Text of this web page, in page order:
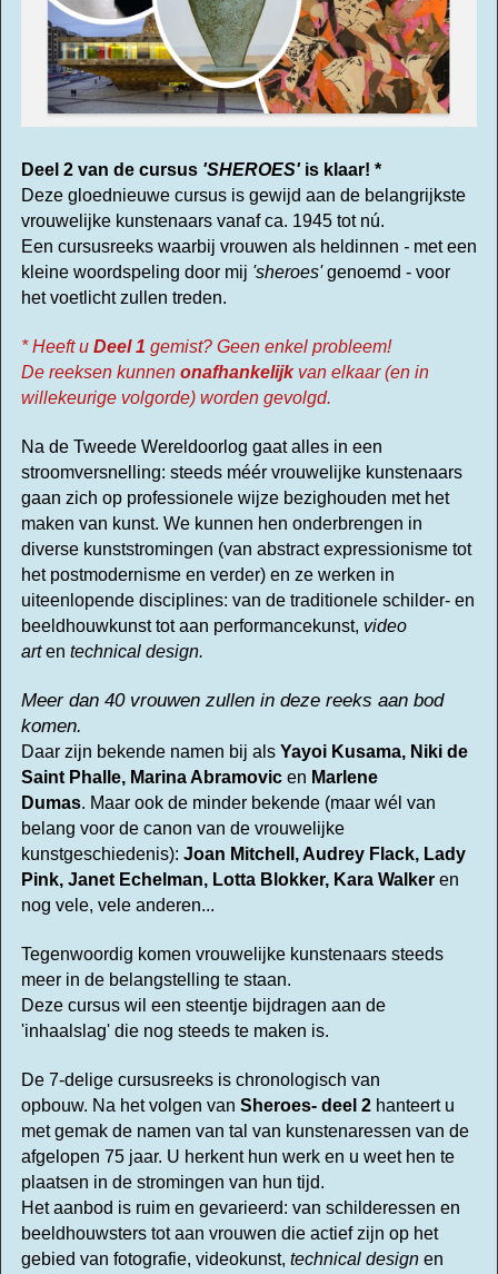
Deel 2 van de cursus 'SHEROES'is klaar! *
Deze gloednieuwe cursus is gewijd aan de belangrijkste
vrouwelijke kunstenaars vanaf ca. 1945 tot nú.
Een cursusreeks waarbij vrouwen als heldinnen - met een
kleine woordspeling door mij 'sheroes'genoemd - voor
het voetlicht zullen treden.
* Heeft u Deel 1 gemist? Geen enkel probleem!
De reeksen kunnen onafhankelijkvan elkaar (en in
willekeurige volgorde) worden gevolgd.
Na de Tweede Wereldoorlog gaat alles in een
stroomversnelling: steeds méér vrouwelijke kunstenaars
gaan zich op professionele wijze bezighouden met het
maken van kunst. We kunnen hen onderbrengen in
diverse kunststromingen (van abstract expressionisme tot
het postmodernisme en verder) en ze werken in
uiteenlopende disciplines: van de traditionele schilder- en
beeldhouwkunst tot aan performancekunst, video
arten technical design.
Meer dan 40 vrouwen zullen in deze reeks aan bod
komen.
Daar zijn bekende namen bij als Yayoi Kusama, Niki de
Saint Phalle, Marina Abramovicen Marlene
Dumas. Maar ook de minder bekende (maar wél van
belang voor de canon van de vrouwelijke
kunstgeschiedenis): Joan Mitchell, Audrey Flack, Lady
Pink, Janet Echelman, Lotta Blokker, Kara Walkeren
nog vele, vele anderen...
Tegenwoordig komen vrouwelijke kunstenaars steeds
meer in de belangstelling te staan.
Deze cursus wil een steentje bijdragen aan de
'inhaalslag' die nog steeds te maken is.
De 7-delige cursusreeks is chronologisch van
opbouw. Na het volgen van Sheroes- deel 2 hanteert u
met gemak de namen van tal van kunstenaressen van de
afgelopen 75 jaar. U herkent hun werk en u weet hen te
plaatsen in de stromingen van hun tijd.
Het aanbod is ruim en gevarieerd: van schilderessen en
beeldhouwsters tot aan vrouwen die actief zijn op het
gebied van fotografie, videokunst, technical designen